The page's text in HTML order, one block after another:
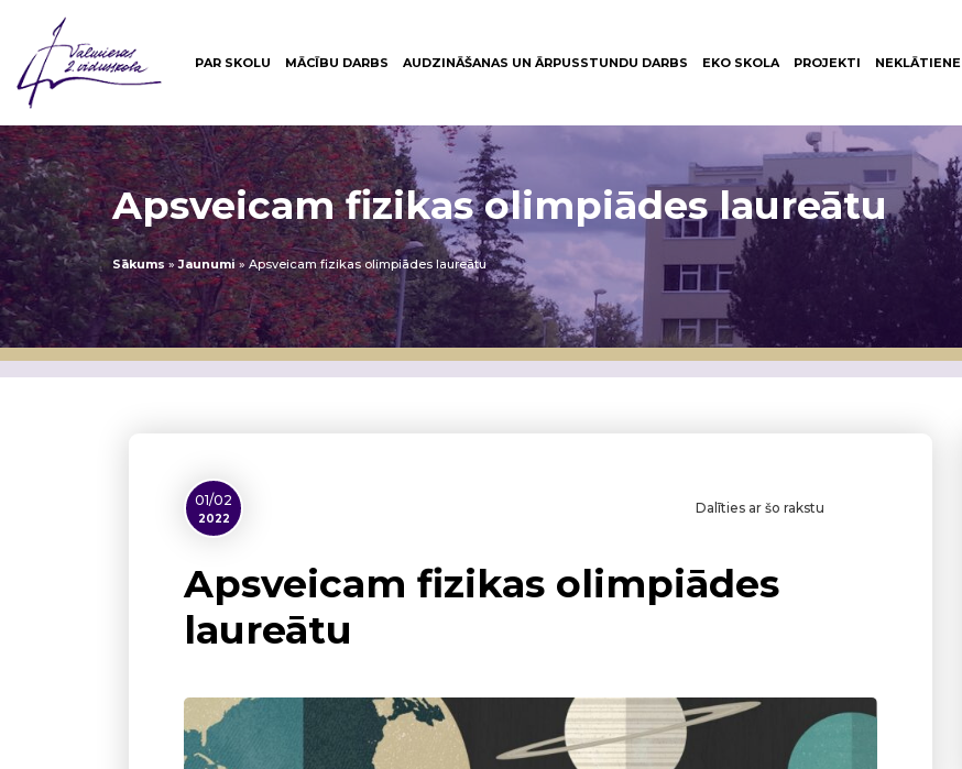
PAR SKOLU MĀCĪBU DARBS AUDZINĀŠANAS UN ĀRPUSSTUNDU DARBS EKO SKOLA PROJEKTI NEKLĀTIENE
Apsveicam fizikas olimpiādes laureātu
Sākums»Jaunumi»Apsveicam fizikas olimpiādes laureātu
01/02
2022
Dalīties ar šo rakstu
Apsveicam fizikas olimpiādes
laureātu